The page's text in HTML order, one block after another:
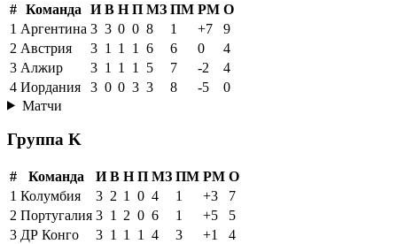
# Команда И В Н П МЗ ПМ РМ О
1 Аргентина 3 3 0 0 8 1 +7
9
2 Австрия 3 1 1 1 6 6 0
4
3 Алжир 3 1 1 1 5 7 -2
4
4 Иордания 3 0 0 3 3 8 -5
0
Матчи
Группа K
# Команда И В Н П МЗ ПМ РМ О
1 Колумбия 3 2 1 0 4 1 +3
7
2 Португалия 3 1 2 0 6 1 +5
5
3 ДР Конго 3 1 1 1 4 3 +1
4